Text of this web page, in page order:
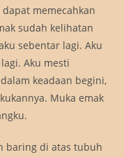
memecahkan
sudah kelihatan
sebentar lagi. Aku
Aku mesti
keadaan begini,
Muka emak
baring di atas tubuh